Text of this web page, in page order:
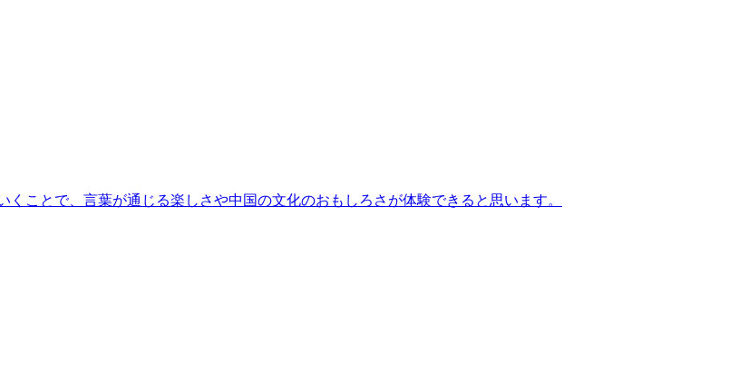
ことで、言葉が通じる楽しさや中国の文化のおもしろさが体験できると思います。